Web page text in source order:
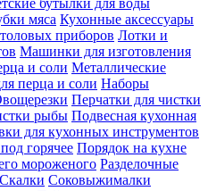
бутылки для воды
мяса Кухонные аксессуары
приборов Лотки и
Машинки для изготовления
и соли Металлические
перца и соли Наборы
Перчатки для чистки
рыбы Подвесная кухонная
для кухонных инструментов
горячее Порядок на кухне
мороженого Разделочные
Скалки Соковыжималки